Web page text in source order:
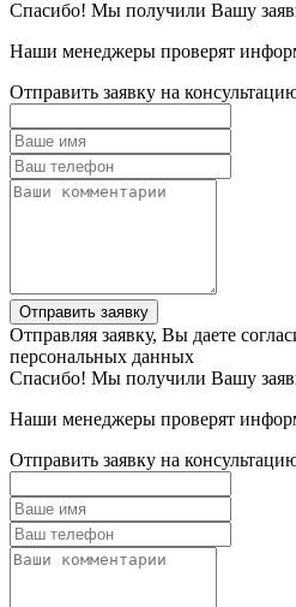
Спасибо! Мы получили Вашу
Наши менеджеры проверят
Отправить заявку на
Отправить заявку
Отправляя заявку, Вы даете
персональных данных
Спасибо! Мы получили Вашу
Наши менеджеры проверят
Отправить заявку на